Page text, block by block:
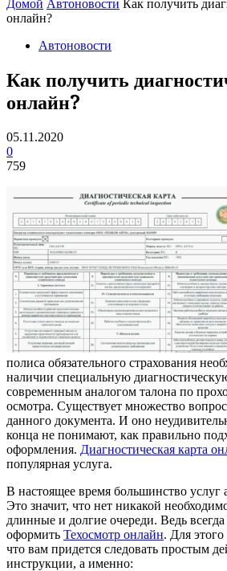
Домой Автоновости Как получить
онлайн?
Автоновости
Как получить
онлайн?
05.11.2020
0
759
полиса обязательного страхования
наличии специальную
современным аналогом талона по
осмотра. Существует множество
данного документа. И оно
конца не понимают, как правильно
оформления. Диагностическая карта
популярная услуга.
В настоящее время большинство услуг
Это значит, что нет никакой
длинные и долгие очереди. Ведь
оформить Техосмотр онлайн. Для
что вам придется следовать простым
инструкции, а именно: